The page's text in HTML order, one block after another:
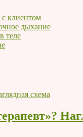
с клиентом
дыхание
теле